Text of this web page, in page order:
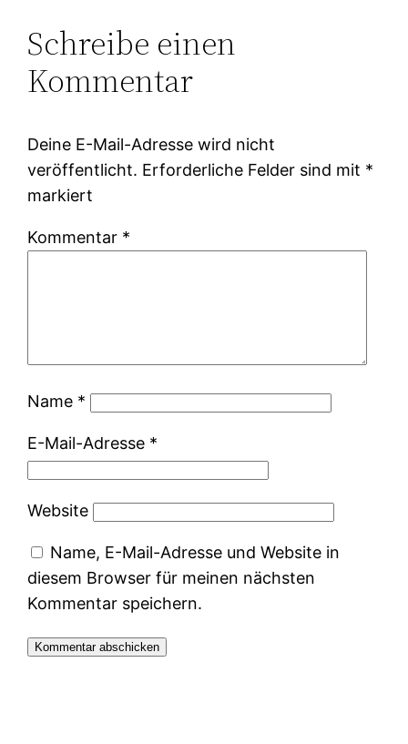
Schreibe einen
Kommentar
Deine E-Mail-Adresse wird nicht
veröffentlicht. Erforderliche Felder sind mit *
markiert
Kommentar *
Name *
E-Mail-Adresse *
Website
Name, E-Mail-Adresse und Website in
diesem Browser für meinen nächsten
Kommentar speichern.